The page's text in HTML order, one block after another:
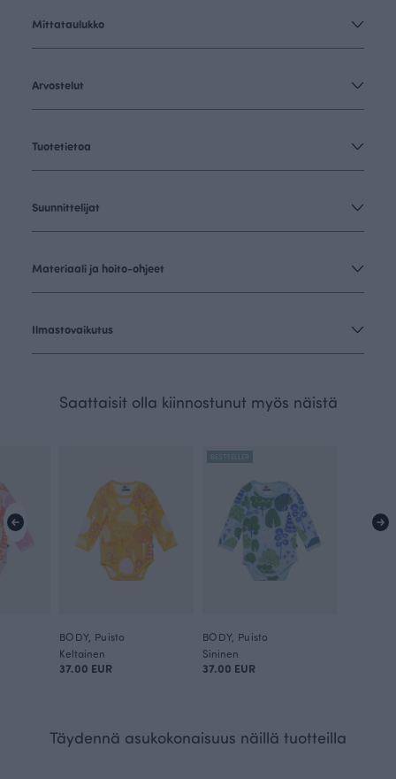
Mittataulukko
Arvostelut
Tuotetietoa
Suunnittelijat
Materiaali ja hoito-ohjeet
Ilmastovaikutus
Saattaisit olla kiinnostunut myös näistä
BODY, Puisto
Keltainen
37.00 EUR
BESTSELLER
BODY, Puisto
Sininen
37.00 EUR
Täydennä asukokonaisuus näillä tuotteilla